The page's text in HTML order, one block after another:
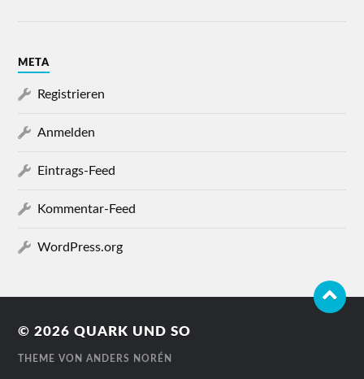
META
Registrieren
Anmelden
Eintrags-Feed
Kommentar-Feed
WordPress.org
© 2026QUARK UND SO
THEME VONANDERS NORÉN